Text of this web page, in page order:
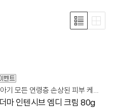
온 가족, 아기 모든 연령층 손상된 피부 케어 바르는 의료기기
시드물 더마 인텐시브 엠디 크림 80g